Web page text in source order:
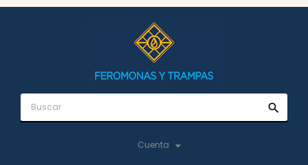
search
Cuenta 